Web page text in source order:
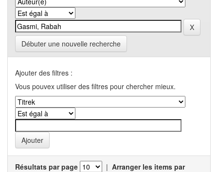
Débuter une nouvelle recherche
Ajouter des filtres :
Vous pouvex utiliser des filtres pour chercher mieux.
Résultats par page | Arranger les items par